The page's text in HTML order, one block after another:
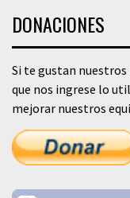
DONACIONES
Si te gustan
que nos ingrese lo
mejorar nuestros